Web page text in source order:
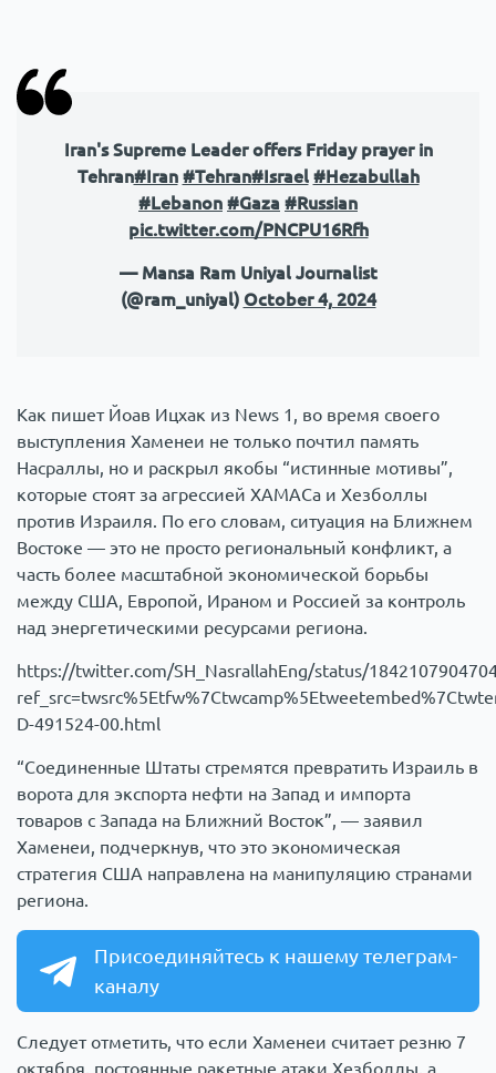
Iran's Supreme Leader offers Friday prayer in
Tehran#Iran #Tehran#Israel #Hezabullah
#Lebanon #Gaza #Russian
pic.twitter.com/PNCPU16Rfh
— Mansa Ram Uniyal Journalist
(@ram_uniyal) October 4, 2024
Как пишет Йоав Ицхак из News 1, во время своего
выступления Хаменеи не только почтил память
Насраллы, но и раскрыл якобы “истинные мотивы”,
которые стоят за агрессией ХАМАСа и Хезболлы
против Израиля. По его словам, ситуация на Ближнем
Востоке — это не просто региональный конфликт, а
часть более масштабной экономической борьбы
между США, Европой, Ираном и Россией за контроль
над энергетическими ресурсами региона.
https://twitter.com/SH_NasrallahEng/status/
D-491524-00.html
“Соединенные Штаты стремятся превратить Израиль в
ворота для экспорта нефти на Запад и импорта
товаров с Запада на Ближний Восток”, — заявил
Хаменеи, подчеркнув, что это экономическая
стратегия США направлена на манипуляцию странами
региона.
Присоединяйтесь к нашему телеграм-
каналу
Следует отметить, что если Хаменеи считает резню 7
октября, постоянные ракетные атаки Хезболлы, а